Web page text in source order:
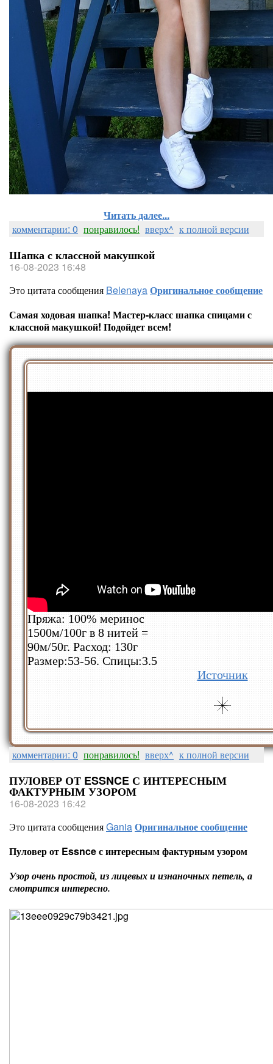
Читать далее...
комментарии: 0 понравилось! вверх^ к полной версии
Шапка с классной макушкой
16-08-2023 16:48
Это цитата сообщения BelenayaОригинальное сообщение
Самая ходовая шапка! Мастер-класс шапка спицами с
классной макушкой! Подойдет всем!
Пряжа: 100% меринос
1500м/100г в 8 нитей =
90м/50г. Расход: 130г
Размер:53-56. Спицы:3.5
Источник
комментарии: 0 понравилось! вверх^ к полной версии
ПУЛОВЕР ОТ ESSNCE С ИНТЕРЕСНЫМ
ФАКТУРНЫМ УЗОРОМ
16-08-2023 16:42
Это цитата сообщенияGaniaОригинальное сообщение
Пуловер от Essnce с интересным фактурным узором
Узор очень простой, из лицевых и изнаночных петель, а
смотрится интересно.